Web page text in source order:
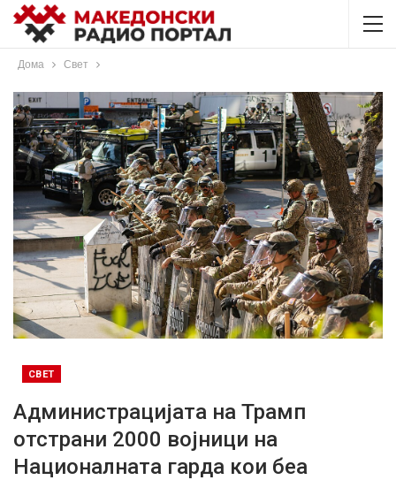
Дома Свет
СВЕТ
Администрацијата на Трамп
отстрани 2000 војници на
Националната гарда кои беа